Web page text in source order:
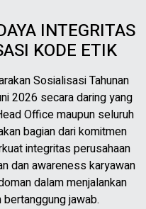
INTEGRITAS
KODE ETIK
Sosialisasi Tahunan
2026 secara daring yang
Office maupun seluruh
bagian dari komitmen
integritas perusahaan
dan awareness karyawan
dalam menjalankan
jawab.